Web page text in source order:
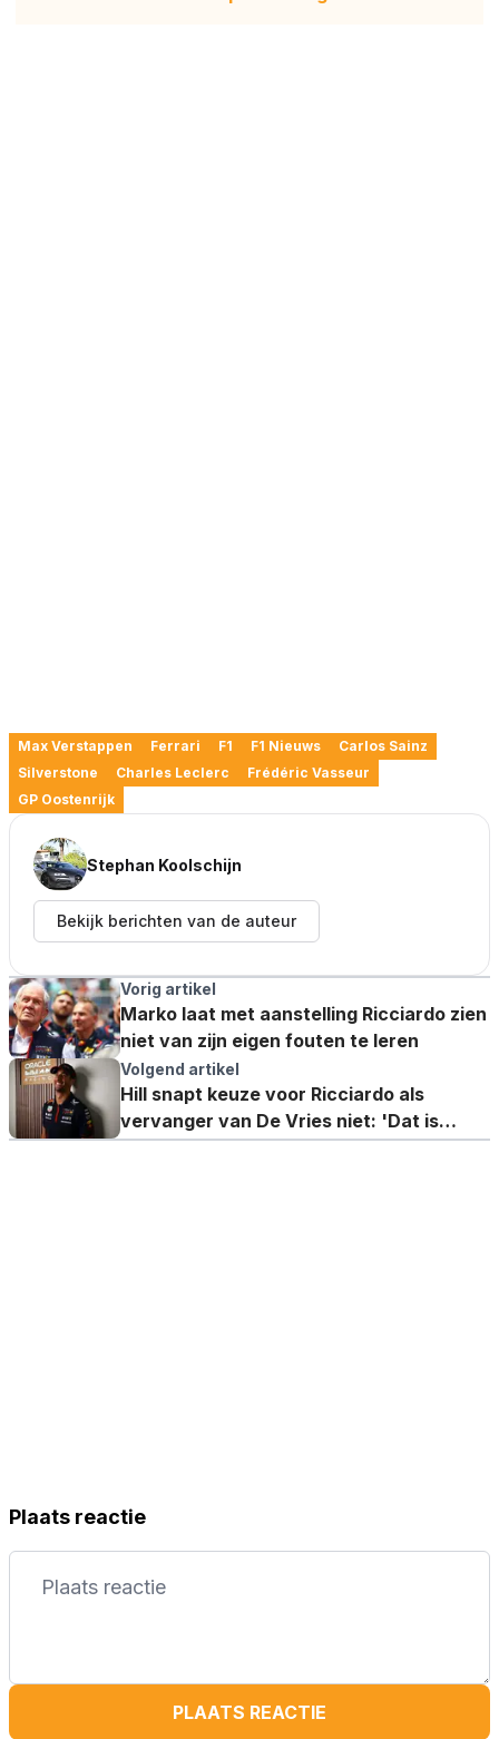
Max Verstappen Ferrari F1 F1 Nieuws
Carlos Sainz
Silverstone
Charles Leclerc
Frédéric Vasseur
GP Oostenrijk
Stephan Koolschijn
Bekijk berichten van de auteur
Vorig artikel
Marko laat met aanstelling Ricciardo zien
niet van zijn eigen fouten te leren
Volgend artikel
Hill snapt keuze voor Ricciardo als
vervanger van De Vries niet: 'Dat is
ongehoord'
Plaats reactie
PLAATS REACTIE